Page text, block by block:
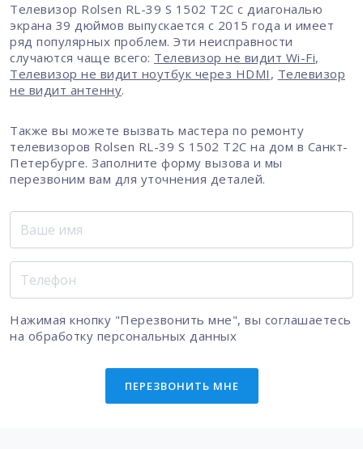
Телевизор Rolsen RL-39 S 1502 T2C с диагональю
экрана 39 дюймов выпускается с 2015 года и имеет
ряд популярных проблем. Эти неисправности
случаются чаще всего: Телевизор не видит Wi-Fi,
Телевизор не видит ноутбук через HDMI , Телевизор
не видит антенну.
Также вы можете вызвать мастера по ремонту
телевизоров Rolsen RL-39 S 1502 T2C на дом в Санкт-
Петербурге. Заполните форму вызова и мы
перезвоним вам для уточнения деталей.
Нажимая кнопку "Перезвонить мне", вы соглашаетесь
на обработку персональных данных
ПЕРЕЗВОНИТЬ МНЕ